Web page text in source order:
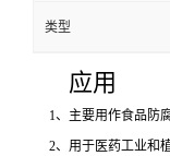
类型
应用
1、主要用作食品防
2、用于医药工业和